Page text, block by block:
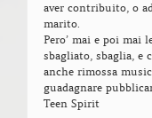
aver contribuito, o
marito.
Pero’ mai e poi mai
sbagliato, sbaglia, e
anche rimossa
guadagnare
Teen Spirit